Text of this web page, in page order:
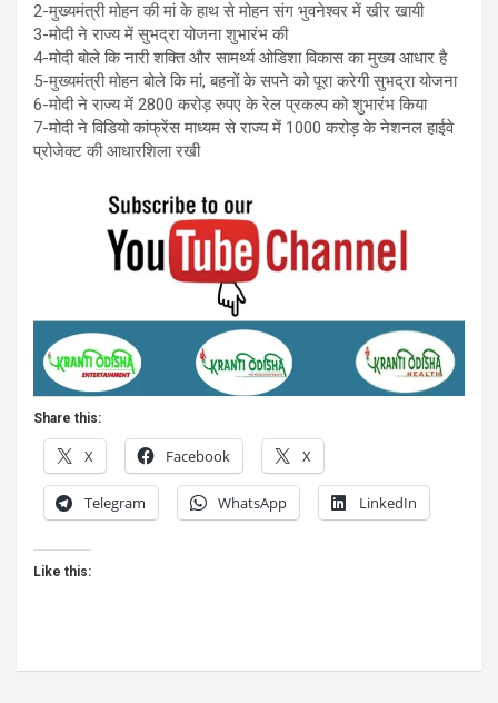
2-मुख्यमंत्री मोहन की मां के हाथ से मोहन संग भुवनेश्वर में खीर खायी
3-मोदी ने राज्य में सुभद्रा योजना शुभारंभ की
4-मोदी बोले कि नारी शक्ति और सामर्थ्य ओडिशा विकास का मुख्य आधार है
5-मुख्यमंत्री मोहन बोले कि मां, बहनों के सपने को पूरा करेगी सुभद्रा योजना
6-मोदी ने राज्य में 2800 करोड़ रुपए के रेल प्रकल्प को शुभारंभ किया
7-मोदी ने विडियो कांफ्रेंस माध्यम से राज्य में 1000 करोड़ के नेशनल हाईवे
प्रोजेक्ट की आधारशिला रखी
Share this:
X Facebook X
Telegram WhatsApp LinkedIn
Like this: